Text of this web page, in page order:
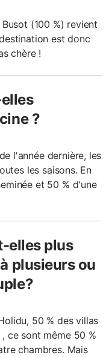
(100 %) revient
est donc
chère !
?
l'année dernière, les
les saisons. En
et 50 % d'une
elles plus
plusieurs ou
50 % des villas
ce sont même 50 %
chambres. Mais